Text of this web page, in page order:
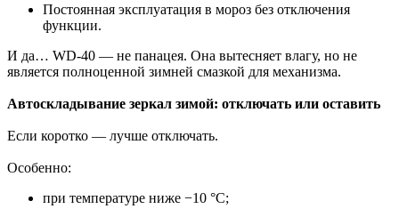
Постоянная эксплуатация в мороз без отключения
функции.
И да… WD-40 — не панацея. Она вытесняет влагу, но не
является полноценной зимней смазкой для механизма.
Автоскладывание зеркал зимой: отключать или оставить
Если коротко — лучше отключать.
Особенно:
при температуре ниже −10 °C;